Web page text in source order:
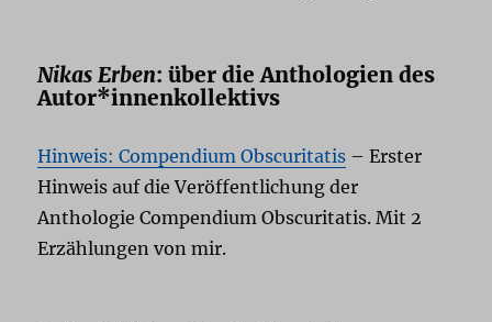
Nikas Erben: über die Anthologien des
Autor*innenkollektivs
Hinweis: Compendium Obscuritatis – Erster
Hinweis auf die Veröffentlichung der
Anthologie Compendium Obscuritatis. Mit 2
Erzählungen von mir.